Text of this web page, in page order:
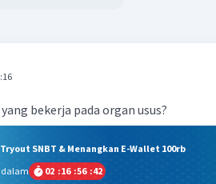
bekerja pada organ usus?
SNBT & Menangkan E-Wallet 100rb
dalam
02 :16 :56 :41